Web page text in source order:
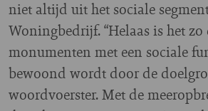
niet altijd uit het sociale
Woningbedrijf. “Helaas is het
monumenten met een sociale
bewoond wordt door de
woordvoerster. Met de